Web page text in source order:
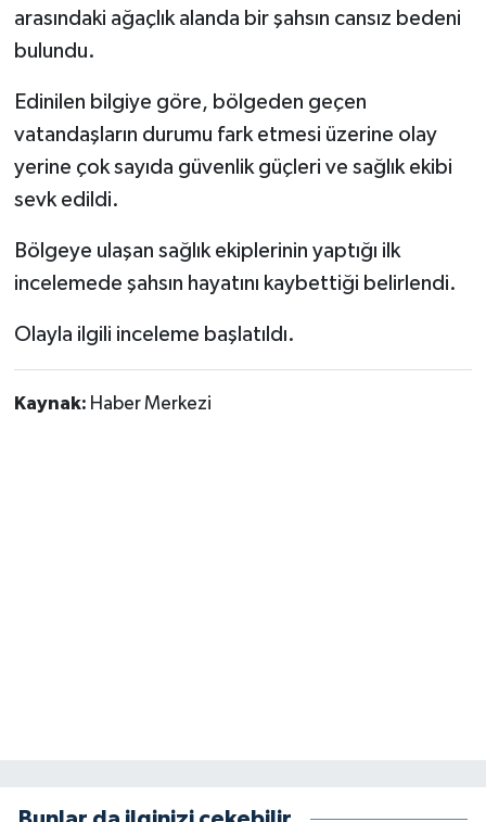
arasındaki ağaçlık alanda bir şahsın cansız bedeni
bulundu.
Edinilen bilgiye göre, bölgeden geçen
vatandaşların durumu fark etmesi üzerine olay
yerine çok sayıda güvenlik güçleri ve sağlık ekibi
sevk edildi.
Bölgeye ulaşan sağlık ekiplerinin yaptığı ilk
incelemede şahsın hayatını kaybettiği belirlendi.
Olayla ilgili inceleme başlatıldı.
Kaynak: Haber Merkezi
Tarım ve Ekonomi
Yaşam